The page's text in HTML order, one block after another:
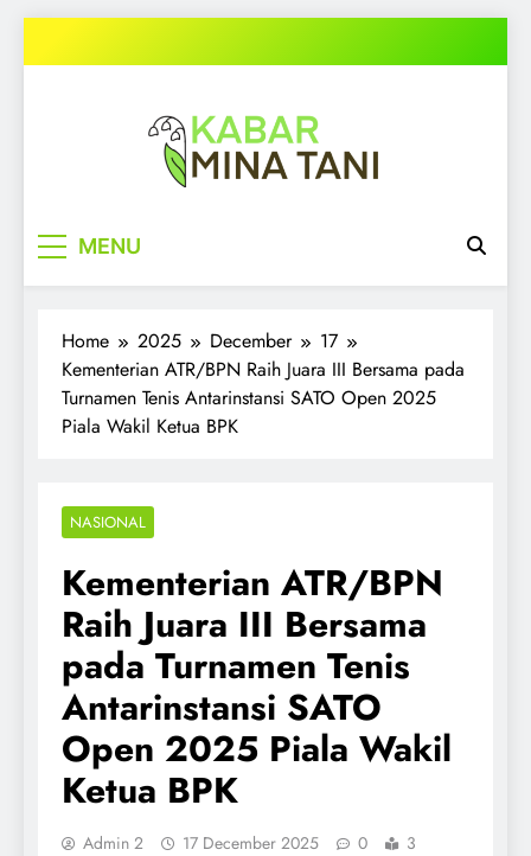
to
MENU
Home 2025 December
17
Kementerian ATR/BPN Raih Juara III Bersama pada
Turnamen Tenis Antarinstansi SATO Open 2025
Piala Wakil Ketua BPK
NASIONAL
Kementerian ATR/BPN
Raih Juara III Bersama
pada Turnamen Tenis
Antarinstansi SATO
Open 2025 Piala Wakil
Ketua BPK
Admin 2 17 December 2025 0
3